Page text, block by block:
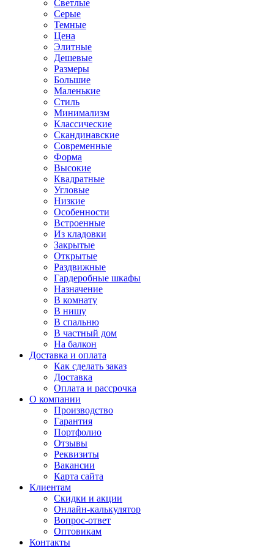
Светлые
Серые
Темные
Цена
Элитные
Дешевые
Размеры
Большие
Маленькие
Стиль
Минимализм
Классические
Скандинавские
Современные
Форма
Высокие
Квадратные
Угловые
Низкие
Особенности
Встроенные
Из кладовки
Закрытые
Открытые
Раздвижные
Гардеробные шкафы
Назначение
В комнату
В нишу
В спальню
В частный дом
На балкон
Доставка и оплата
Как сделать заказ
Доставка
Оплата и рассрочка
О компании
Производство
Гарантия
Портфолио
Отзывы
Реквизиты
Вакансии
Карта сайта
Клиентам
Скидки и акции
Онлайн-калькулятор
Вопрос-ответ
Оптовикам
Контакты